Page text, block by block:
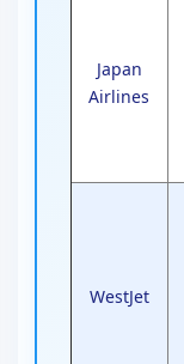
Japan
Airlines
WestJet